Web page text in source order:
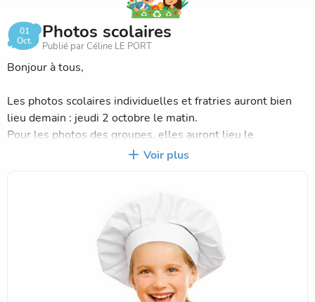
01
Oct.
Photos scolaires
Publié par Céline LE PORT
Bonjour à tous,
Les photos scolaires individuelles et fratries auront bien
lieu demain : jeudi 2 octobre le matin.
Pour les photos des groupes, elles auront lieu le
lendemain : vendredi 3 octobre le matin.
enfants. L'équipe enseignante se charge de prévoir les
accessoires sur le thème de l'alimentation.
Voir plus